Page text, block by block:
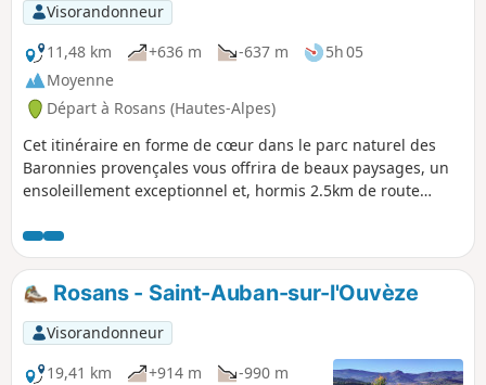
Visorandonneur
11,48 km
+636 m -637 m
5h 05
Moyenne
Départ à Rosans (Hautes-Alpes)
Cet itinéraire en forme de cœur dans le parc naturel des
Baronnies provençales vous offrira de beaux paysages, un
ensoleillement exceptionnel et, hormis 2.5km de route
Rosans - Saint-Auban-sur-l'Ouvèze
Visorandonneur
19,41 km
+914 m
-990 m